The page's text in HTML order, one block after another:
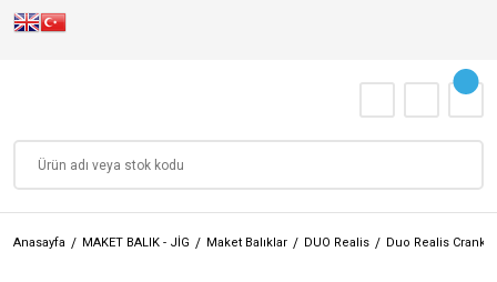
Anasayfa MAKET BALIK - JİG Maket Balıklar DUO Realis Duo Realis Crank